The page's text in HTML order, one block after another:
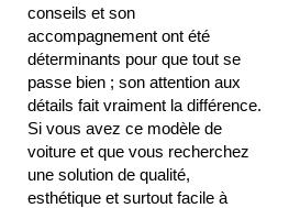
conseils et son
accompagnement ont été
déterminants pour que tout se
passe bien ; son attention aux
détails fait vraiment la différence.
Si vous avez ce modèle de
voiture et que vous recherchez
une solution de qualité,
esthétique et surtout facile à